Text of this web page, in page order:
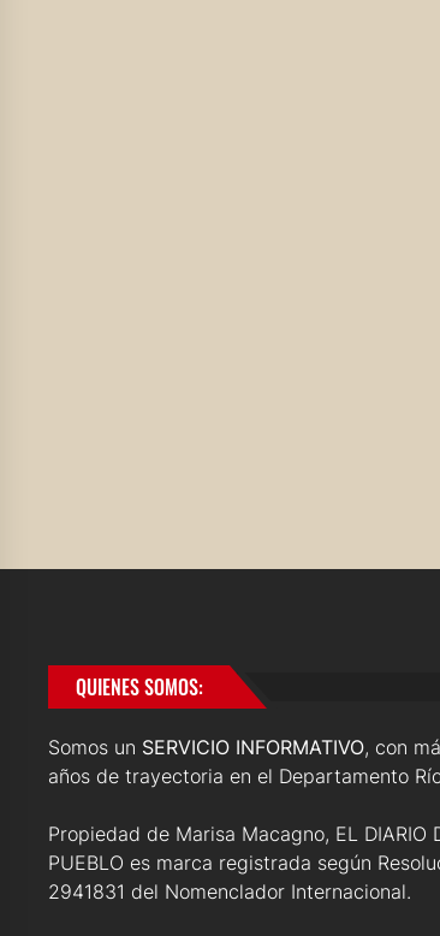
QUIENES SOMOS:
Somos un SERVICIO INFORMATIVO, con
años de trayectoria en el Departamento
Propiedad de Marisa Macagno, EL DIARIO
PUEBLO es marca registrada según
2941831 del Nomenclador Internacional.